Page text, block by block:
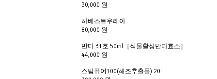
30,000 원
하베스트우레아
80,000 원
만다 31호 50ml［식물활성만다효소］
44,000 원
스팀퓨어100(해조추출물) 20L